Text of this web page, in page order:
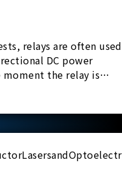
relays are often
DC power
moment the relay is
study.provides an